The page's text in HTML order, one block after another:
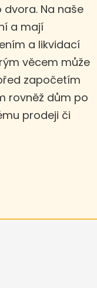
Na naše
a mají
a likvidací
věcem může
započetím
rovněž dům po
prodeji či